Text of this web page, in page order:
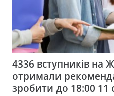
4336 вступників на
отримали
зробити до 18:00 11